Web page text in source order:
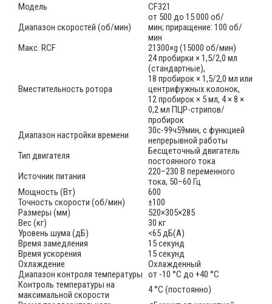
Модель
CF321
Диапазон скоростей (об/мин)
от 500 до 15 000 об/
мин; приращение: 100 об/
мин
Макс. RCF
21300×g (15000 об/мин)
Вместительность ротора
24 пробирки × 1,5/2,0 мл
(стандартные),
18 пробирок × 1,5/2,0 мл или
центрифужных колонок,
12 пробирок × 5 мл, 4 × 8 ×
0,2 мл ПЦР-стрипов/
пробирок
Диапазон настройки времени
30с-99ч59мин, с функцией
непрерывной работы
Тип двигателя
Бесщеточный двигатель
постоянного тока
Источник питания
220–230 В переменного
тока, 50–60 Гц
Мощность (Вт)
600
Точность скорости (об/мин)
±100
Размеры (мм)
520×305×285
Вес (кг)
30 кг
Уровень шума (дБ)
<65 дБ(А)
Время замедления
15 секунд
Время ускорения
15 секунд
Охлаждение
Охлажденный
Диапазон контроля температуры от -10 °С до +40 °С
Контроль температуры на
максимальной скорости
4 °C (постоянно)